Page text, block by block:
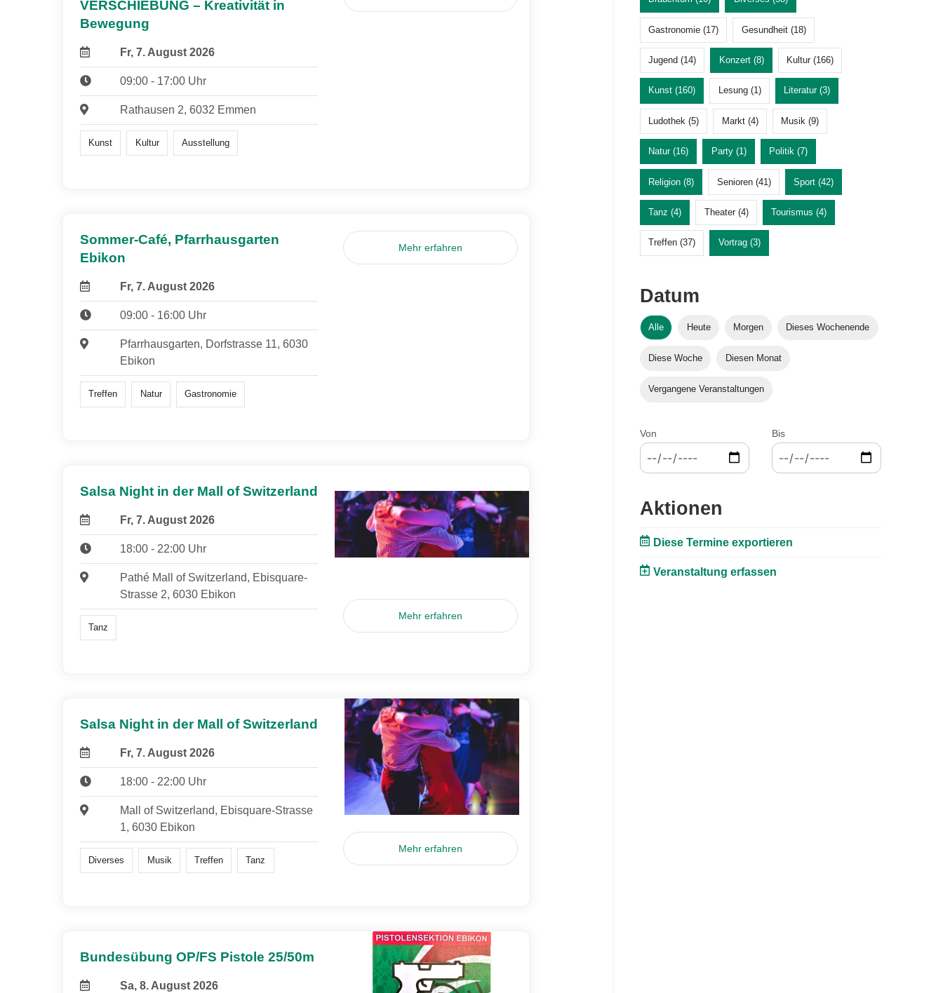
VERSCHIEBUNG – Kreativität in
Bewegung
Fr, 7. August 2026
09:00 - 17:00 Uhr
Rathausen 2, 6032 Emmen
Kunst Kultur Ausstellung
Sommer-Café, Pfarrhausgarten
Ebikon
Fr, 7. August 2026
09:00 - 16:00 Uhr
Pfarrhausgarten, Dorfstrasse 11, 6030
Ebikon
Treffen Natur Gastronomie
Mehr erfahren
Salsa Night in der Mall of Switzerland
Fr, 7. August 2026
18:00 - 22:00 Uhr
Pathé Mall of Switzerland, Ebisquare-
Strasse 2, 6030 Ebikon
Tanz
Mehr erfahren
Salsa Night in der Mall of Switzerland
Fr, 7. August 2026
18:00 - 22:00 Uhr
Mall of Switzerland, Ebisquare-Strasse
1, 6030 Ebikon
Diverses Musik Treffen Tanz
Mehr erfahren
Bundesübung OP/FS Pistole 25/50m
Sa, 8. August 2026
Gastronomie (17) Gesundheit (18)
Jugend (14) Konzert (8) Kultur (166)
Kunst (160) Lesung (1) Literatur (3)
Ludothek (5) Markt (4) Musik (9)
Natur (16) Party (1) Politik (7)
Religion (8) Senioren (41) Sport (42)
Tanz (4) Theater (4) Tourismus (4)
Treffen (37) Vortrag (3)
Datum
Alle Heute Morgen Dieses Wochenende
Diese Woche Diesen Monat
Vergangene Veranstaltungen
Von Bis
Aktionen
Diese Termine exportieren
Veranstaltung erfassen